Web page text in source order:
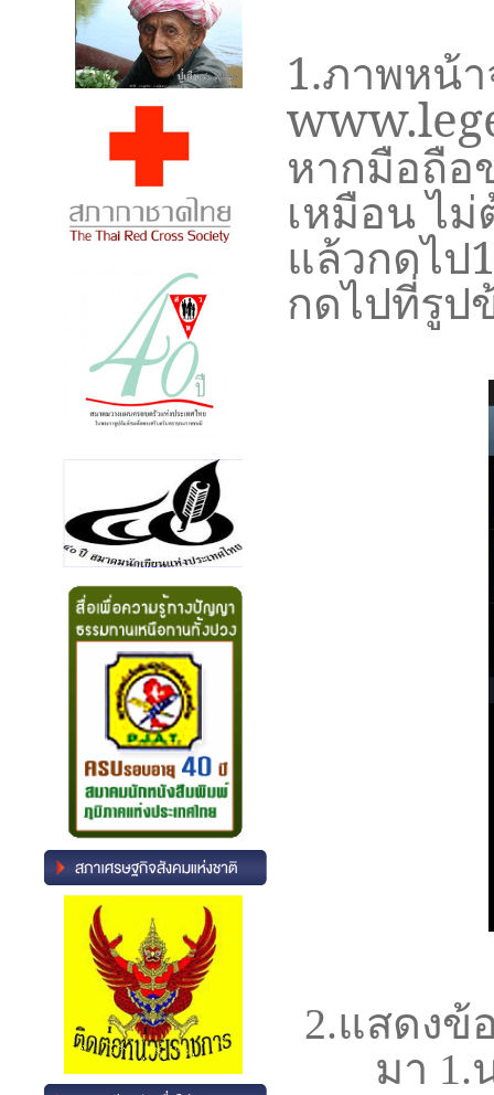
1.ภาพหน้
หากมือถือ
เหมือน ไ
แล้วกดไป
กดไปที่รูป
2.แสดงข้
มา 1.